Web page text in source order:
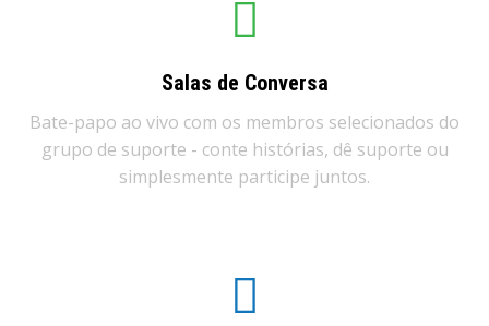
Salas de Conversa
Bate-papo ao vivo com os membros selecionados do
grupo de suporte - conte histórias, dê suporte ou
simplesmente participe juntos.​